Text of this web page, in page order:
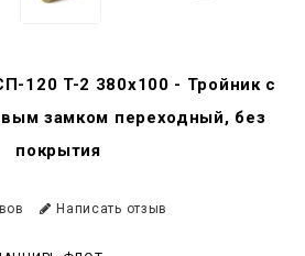
T-2 380x100 - Тройник c
замком переходный, без
покрытия
Написать отзыв